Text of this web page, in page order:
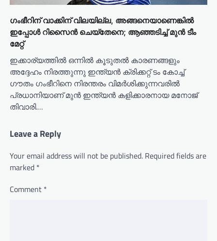
ഗംഭീറിന് വാക്കിന് വിലയില്ല, അങ്ങനെയാണെങ്കിൽ
ഇപ്പോൾ റിസൈൻ ചെയ്‌തേനെ; ആഞ്ഞടിച്ച് മുൻ ടീം
മേറ്റ്
ഇക്കാര്യത്തിൽ ഒന്നിൽ കൂടുതൽ കാരണങ്ങളും
അദ്ദേഹം നിരത്തുന്നു ഇന്ത്യൻ ക്രിക്കറ്റ് ടം കോച്ച്
ഗൗതം ഗംഭീറിനെ നിരന്തരം വിമർശിക്കുന്നവരിൽ
പ്രധാനിയാണ് മുൻ ഇന്ത്യൻ കളിക്കാരനായ മനോജ്
തിവാരി.…
Leave a Reply
Your email address will not be published. Required fields are
marked *
Comment *